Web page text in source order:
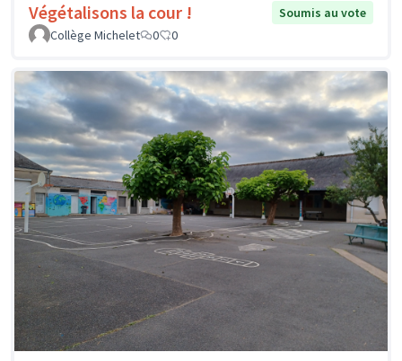
Végétalisons la cour !
Soumis au vote
Collège Michelet
0 0